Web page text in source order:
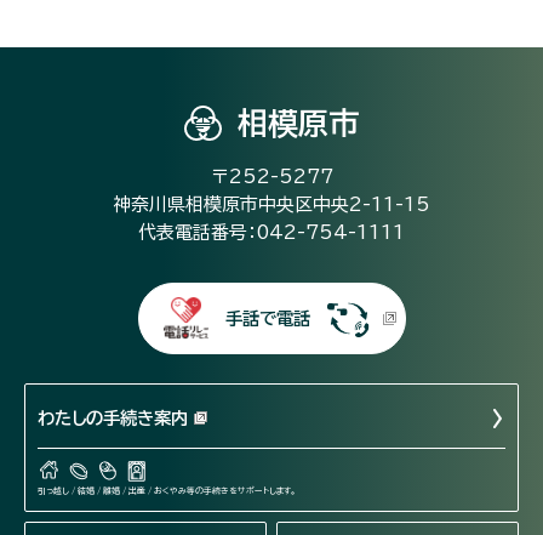
相模原市
〒252-5277
神奈川県相模原市中央区中央2-11-15
代表電話番号：042-754-1111
手話で電話
わたしの手続き案内
引っ越し / 結婚 / 離婚 / 出産 / おくやみ等の手続きをサポートします。